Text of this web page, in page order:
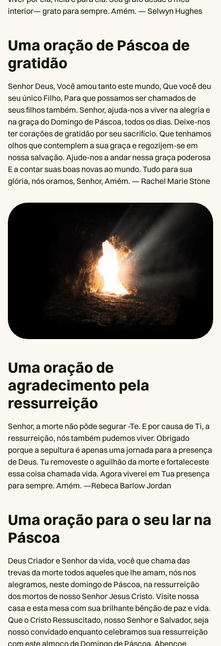
interior— grato para sempre. Amém. — Selwyn Hughes
Uma oração de Páscoa de
gratidão
Senhor Deus, Você amou tanto este mundo, Que você deu
seu único Filho, Para que possamos ser chamados de
seus filhos também. Senhor, ajuda-nos a viver na alegria e
na graça do Domingo de Páscoa, todos os dias. Deixe-nos
ter corações de gratidão por seu sacrifício. Que tenhamos
olhos que contemplem a sua graça e regozijem-se em
nossa salvação. Ajude-nos a andar nessa graça poderosa
E a contar suas boas novas ao mundo. Tudo para sua
glória, nós oramos, Senhor, Amém. — Rachel Marie Stone
Uma oração de
agradecimento pela
ressurreição
Senhor, a morte não pôde segurar -Te. E por causa de Ti, a
ressurreição, nós também pudemos viver. Obrigado
porque a sepultura é apenas uma jornada para a presença
de Deus. Tu removeste o aguilhão da morte e fortaleceste
essa coisa chamada vida. Agora viverei em Tua presença
para sempre. Amém. —Rebeca Barlow Jordan
Uma oração para o seu lar na
Páscoa
Deus Criador e Senhor da vida, você que chama das
trevas da morte todos aqueles que lhe amam, nós nos
alegramos, neste domingo de Páscoa, na ressurreição
dos mortos de nosso Senhor Jesus Cristo. Visite nossa
casa e esta mesa com sua brilhante bênção de paz e vida.
Que o Cristo Ressuscitado, nosso Senhor e Salvador, seja
nosso convidado enquanto celebramos sua ressurreição
com este almoço de Domingo de Páscoa. Abençoe